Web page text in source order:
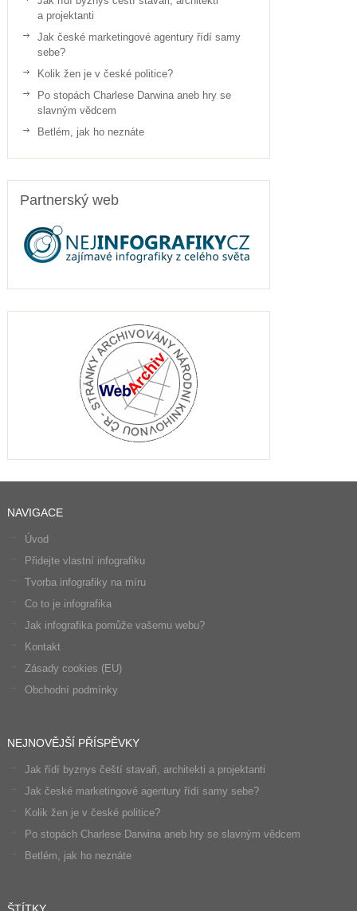
a projektanti
Jak české marketingové agentury řídí samy
sebe?
Kolik žen je v české politice?
Po stopách Charlese Darwina aneb hry se
slavným vědcem
Betlém, jak ho neznáte
Partnerský web
NAVIGACE
Úvod
Přidejte vlastní infografiku
Tvorba infografiky na míru
Co to je infografika
Jak infografika pomůže vašemu webu?
Kontakt
Zásady cookies (EU)
Obchodní podmínky
NEJNOVĚJŠÍ PŘÍSPĚVKY
Jak řídí byznys čeští stavaři, architekti a projektanti
Jak české marketingové agentury řídí samy sebe?
Kolik žen je v české politice?
Po stopách Charlese Darwina aneb hry se slavným vědcem
Betlém, jak ho neznáte